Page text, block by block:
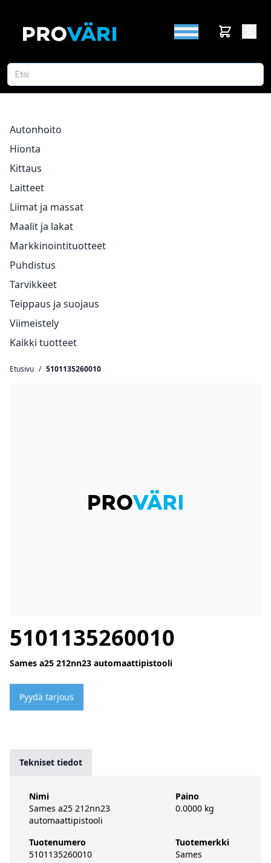
Autonhoito
Hionta
Kittaus
Laitteet
Liimat ja massat
Maalit ja lakat
Markkinointituotteet
Puhdistus
Tarvikkeet
Teippaus ja suojaus
Viimeistely
Kaikki tuotteet
Etusivu / 5101135260010
5101135260010
Sames a25 212nn23 automaattipistooli
Pyydä tarjous
Tekniset tiedot
Nimi
Sames a25 212nn23
automaattipistooli
Tuotenumero
5101135260010
Paino
0.0000 kg
Tuotemerkki
Sames